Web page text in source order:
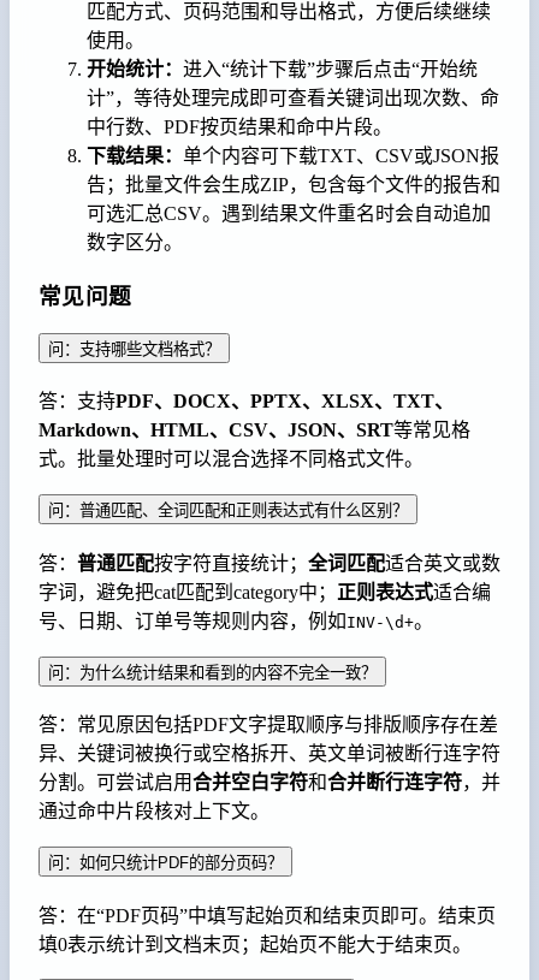
匹配方式、页码范围和导出格式，方便后续继续
使用。
开始统计： 进入“统计下载”步骤后点击“开始统
计”，等待处理完成即可查看关键词出现次数、命
中行数、PDF按页结果和命中片段。
下载结果： 单个内容可下载TXT、CSV或JSON报
告；批量文件会生成ZIP，包含每个文件的报告和
可选汇总CSV。遇到结果文件重名时会自动追加
数字区分。
常见问题
问：支持哪些文档格式？
答：支持PDF、DOCX、PPTX、XLSX、TXT、
Markdown、HTML、CSV、JSON、SRT等常见格
式。批量处理时可以混合选择不同格式文件。
问：普通匹配、全词匹配和正则表达式有什么区别？
答： 普通匹配按字符直接统计； 全词匹配适合英文或数
字词，避免把cat匹配到category中； 正则表达式适合编
号、日期、订单号等规则内容，例如 INV-\d+。
问：为什么统计结果和看到的内容不完全一致？
答：常见原因包括PDF文字提取顺序与排版顺序存在差
异、关键词被换行或空格拆开、英文单词被断行连字符
分割。可尝试启用合并空白字符和合并断行连字符，并
通过命中片段核对上下文。
问：如何只统计PDF的部分页码？
答：在“PDF页码”中填写起始页和结束页即可。结束页
填0表示统计到文档末页；起始页不能大于结束页。